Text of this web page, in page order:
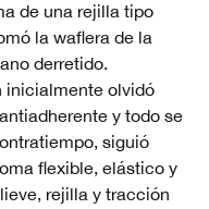
de una rejilla tipo
la waflera de la
derretido.
inicialmente olvidó
y todo se
siguió
flexible, elástico y
rejilla y tracción